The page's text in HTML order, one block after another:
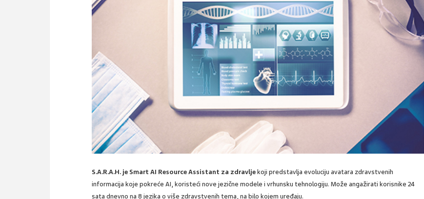
S.A.R.A.H. je Smart AI Resource Assistant za zdravljekoji predstavlja evoluciju avatara zdravstvenih
informacija koje pokreće AI, koristeći nove jezične modele i vrhunsku tehnologiju. Može angažirati korisnike 24
sata dnevno na 8 jezika o više zdravstvenih tema, na bilo kojem uređaju.